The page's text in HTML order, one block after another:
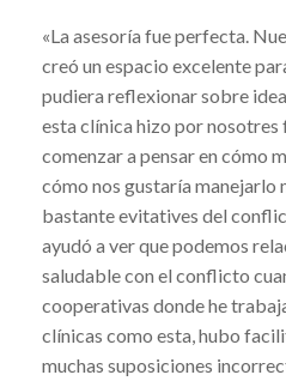
«La asesoría fue perfecta.
creó un espacio excelente
pudiera reflexionar sobre
esta clínica hizo por nosotres
comenzar a pensar en cómo
cómo nos gustaría manejarlo
bastante evitatives del
ayudó a ver que podemos
saludable con el conflicto
cooperativas donde he
clínicas como esta, hubo
muchas suposiciones